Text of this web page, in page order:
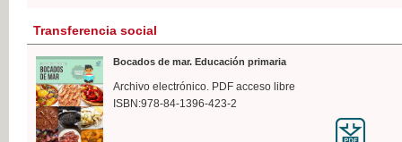
Transferencia social
Bocados de mar. Educación primaria
Archivo electrónico. PDF acceso libre
ISBN:978-84-1396-423-2